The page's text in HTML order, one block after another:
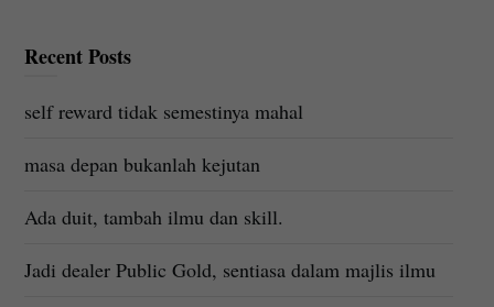
Recent Posts
self reward tidak semestinya mahal
masa depan bukanlah kejutan
Ada duit, tambah ilmu dan skill.
Jadi dealer Public Gold, sentiasa dalam majlis ilmu